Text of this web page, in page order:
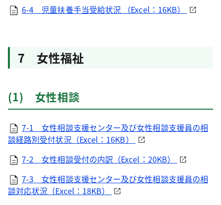
6-4 児童扶養手当受給状況 （Excel：16KB）
7 女性福祉
(1) 女性相談
7-1 女性相談支援センター及び女性相談支援員の相
談経路別受付状況（Excel：16KB）
7-2 女性相談受付の内訳（Excel：20KB）
7-3 女性相談支援センター及び女性相談支援員の相
談対応状況（Excel：18KB）